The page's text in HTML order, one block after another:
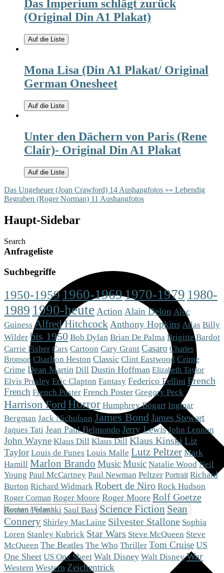
Das Imperium schlägt zurück
(Original Din A1 Plakat)
Auf die Liste
Mona Lisa (Din A1 Plakat/ Original
German Onesheet
Auf die Liste
Unter den Dächern von Paris (Rene
Clair)- Original Din A1 Plakat
Auf die Liste
Das Ungeheuer (Joan Crawford) 14 Aushangfotos »« Lebendig
Begraben (Roger Norman) 11 Aushangfotos
Haupt-Sidebar
Search
Anfrageliste
Suchbegriffe
1950-1959 1960-19691970-1979 1980-
1989 1990-heute Action Alain Delon Alec
Guiness Alfred Hitchcock Anthony Hopkins Atlas Billy
Wilder bis 1950 Bob Dylan Brian De Palma Brigitte Bardot
Carrie Fisher Cars Cartoon Cary Grant Casaro Charles
Bronson Charlton Heston Classic Clint Eastwood Crime
Crime Dean Martin Dill Dustin Hoffman Elizabeth Taylor
Elvis Presley Eric Clapton Fantasy Federico Fellini French
French French Poster French Poster Gregory Peck
Harrison Ford Horror Humphrey Bogart Ingmar
Bergman Jack Nicholson James Bond James Stewart
Jaques Tati Jean Paul Belmondo Jerry Lewis John Lennon
John Wayne Klaus Dill Klaus Dill Klaus Kinski Liz
Taylor Louis de Funes Louis Malle Lutz Peltzer Mark
Hamill Marlon Brando MusicMusic Natalie Wood Neil
Young Paul McCartney Paul Newman Peltzer Portrait Richard
Burton Richard Widmark Robert de Niro Rock Hudson
Roger Corman Roger Moore Roger Moore Rolf Goetze
Roman Polanski Saul Bass Science Fiction Sean
Connery Shirley MacLaine Silvester Stallone Sophia
Loren Stanley Kubrick Star Wars Steve McQueen Steve
McQueen The Beatles The Who Thriller Tom Cruise US
One Sheet US One Sheet Walt Disney Walt Disney War
Western Western Zeichentrick